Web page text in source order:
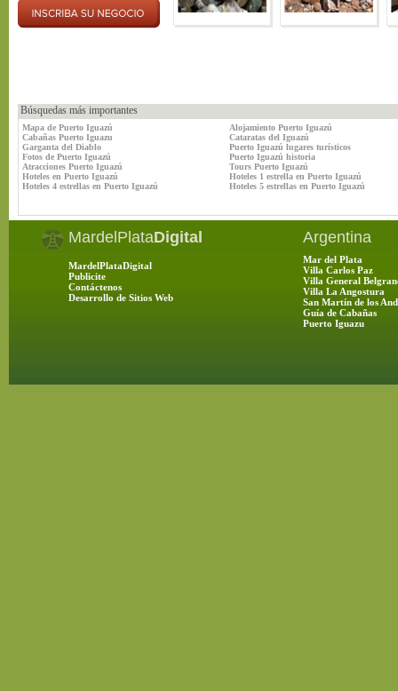
Búsquedas más importantes
Mapa de Puerto Iguazú
Alojamiento Puerto Iguazú
Cabañas Puerto Iguazu
Cataratas del Iguazú
Garganta del Diablo
Puerto Iguazú lugares turísticos
Fotos de Puerto Iguazú
Puerto Iguazú historia
Atracciones Puerto Iguazú
Tours Puerto Iguazú
Hoteles en Puerto Iguazú
Hoteles 1 estrella en Puerto Iguazú
Hoteles 4 estrellas en Puerto Iguazú
Hoteles 5 estrellas en Puerto Iguazú
MardelPlataDigital
MardelPlataDigital
Publicite
Contáctenos
Desarrollo de Sitios Web
Argentina
Mar del Plata
Villa Carlos Paz
Villa General
Villa La Angostura
San Martín de los
Guía de Cabañas
Puerto Iguazu